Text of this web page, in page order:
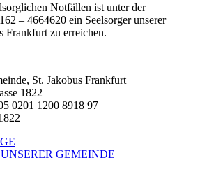
Notfällen ist unter der
– 4664620 ein Seelsorger unserer
Frankfurt zu erreichen.
St. Jakobus Frankfurt
1822
0201 1200 8918 97
GEMEINDE